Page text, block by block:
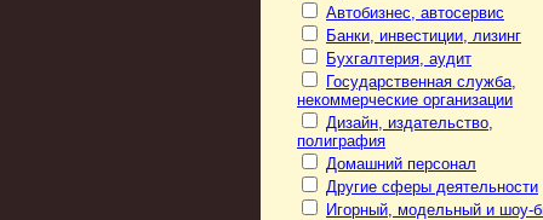
Автобизнес, автосервис
Банки, инвестиции, лизинг
Бухгалтерия, аудит
Государственная служба,
некоммерческие организации
Дизайн, издательство,
полиграфия
Домашний персонал
Другие сферы деятельности
Игорный, модельный и шоу-